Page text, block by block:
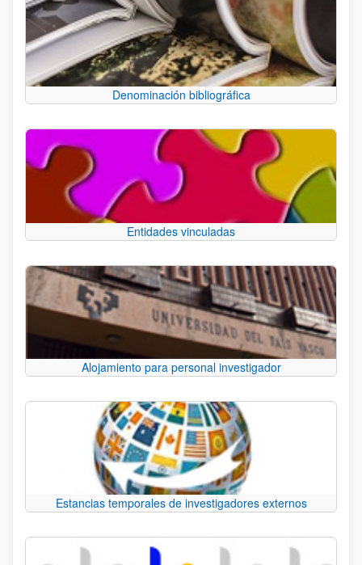
Denominación bibliográfica
Entidades vinculadas
Alojamiento para personal investigador
Estancias temporales de investigadores externos